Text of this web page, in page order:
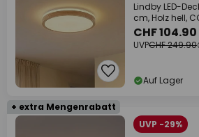
Lindby LED-
cm, Holz hell,
CHF 104.90
UVPCHF 249.90
Auf Lager
+ extra Mengenrabatt
UVP -29%